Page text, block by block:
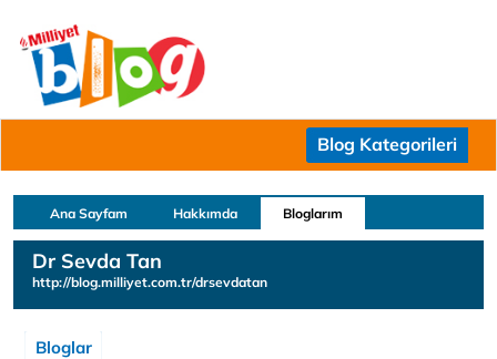
Blog Kategorileri
Ana Sayfam Hakkımda Bloglarım
Dr Sevda Tan
http://blog.milliyet.com.tr/drsevdatan
Bloglar